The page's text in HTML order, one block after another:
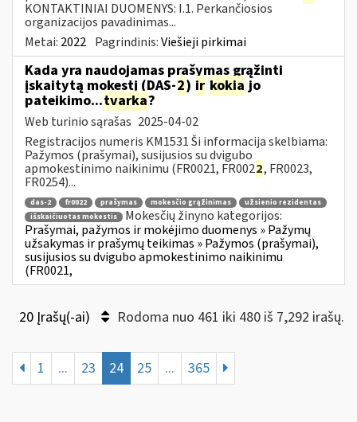
KONTAKTINIAI DUOMENYS: I.1. Perkančiosios
organizacijos pavadinimas...
Metai: 2022 Pagrindinis:Viešieji pirkimai
Kada yra naudojamas prašymas grąžinti
įskaitytą mokestį (DAS-2) ir kokia jo
pateikimo...tvarka?
Web turinio sąrašas 2025-04-02
Registracijos numeris KM1531 Ši informacija skelbiama:
Pažymos (prašymai), susijusios su dvigubo
apmokestinimo naikinimu (FR0021, FR0022, FR0023,
FR0254)...
das-2 fr0022 prašymas mokesčio grąžinimas
užsienio rezidentas
išskaičiuotas mokestis
Mokesčių žinyno kategorijos:
Prašymai, pažymos ir mokėjimo duomenys » Pažymų
užsakymas ir prašymų teikimas » Pažymos (prašymai),
susijusios su dvigubo apmokestinimo naikinimu
(FR0021,
20 Įrašų(-ai) Rodoma nuo 461 iki 480 iš 7,292 irašų.
1 ... 23 24 25 ... 365